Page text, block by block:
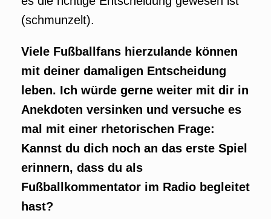
(schmunzelt).
Viele Fußballfans hierzulande können
mit deiner damaligen Entscheidung
leben. Ich würde gerne weiter mit dir in
Anekdoten versinken und versuche es
mal mit einer rhetorischen Frage:
Kannst du dich noch an das erste Spiel
erinnern, dass du als
Fußballkommentator im Radio begleitet
hast?